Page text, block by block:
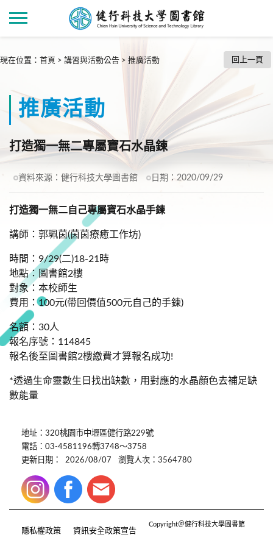
現在位置 ： 首頁 > 講習與活動公告 > 推廣活動 回上一頁
推廣活動
打造獨一無二專屬寶石水晶鍊
資料來源： 健行科技大學圖書館 日期： 2020/09/29
打造獨一無二自己專屬寶石水晶手鍊
講師：郭珮茵(茵茵療癒工作坊)
時間：9/29(二)18-21時
地點：圖書館2樓
對象：本校師生
費用：100元(帶回價值500元自己的手鍊)
名額：30人
報名序號：114845
報名後至圖書館2樓繳費才算報名成功!
*透過生命靈數生日找出缺數，用對應的水晶顏色去補足缺
數能量
地址：320桃園市中壢區健行路229號
電話：03-4581196轉3748～3758
更新日期：
2026/08/07 瀏覽人次：3564780
隱私權政策 資訊安全政策宣告
Copyright＠健行科技大學圖書館